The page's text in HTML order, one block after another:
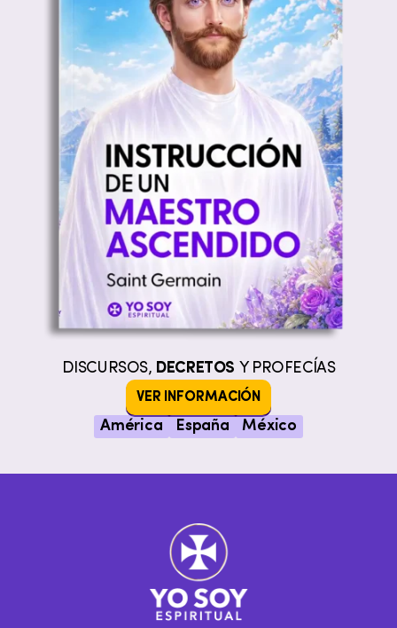
DISCURSOS, DECRETOS Y PROFECÍAS
VER INFORMACIÓN
América España México